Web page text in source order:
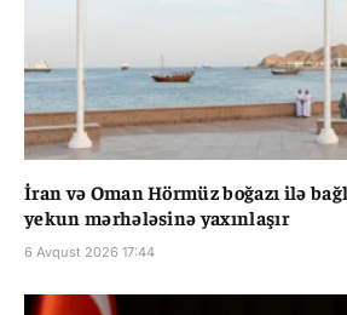
İran və Oman Hörmüz boğazı ilə
yekun mərhələsinə yaxınlaşır
6 Avqust 2026 17:44